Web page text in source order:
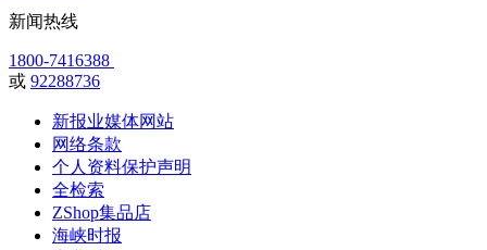
新闻热线
1800-7416388
或 92288736
新报业媒体网站
网络条款
个人资料保护声明
全检索
ZShop集品店
海峡时报